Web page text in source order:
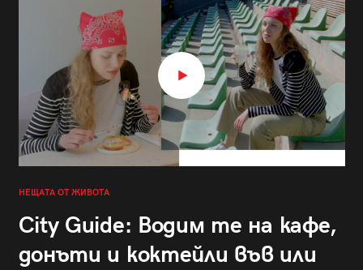
НЕЩАТА ОТ ЖИВОТА
City Guide: Водим те на кафе,
донъти и коктейли във или